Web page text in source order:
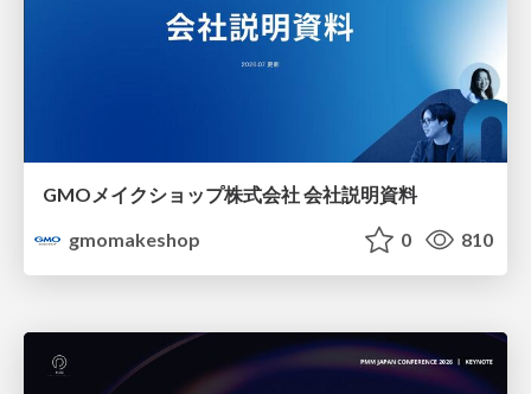
GMOメイクショップ株式会社 会社説明資料
gmomakeshop
0 810